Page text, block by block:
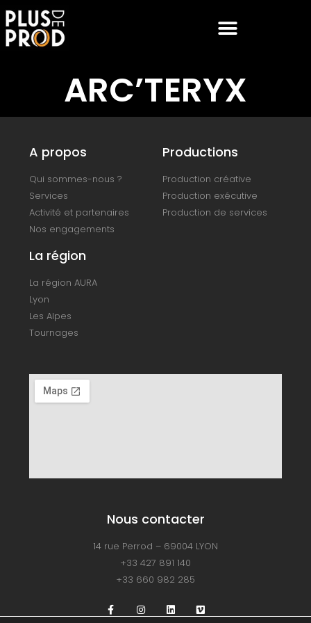
ARC’TERYX
A propos
Qui sommes-nous ?
Services
Activité et partenaires
Nos engagements
Productions
Production créative
Production exécutive
Production de services
La région
La région AURA
Lyon
Les Alpes
Tournages
Nous contacter
14 rue Perrod – 69004 LYON
+33 427 891 140
+33 660 982 285